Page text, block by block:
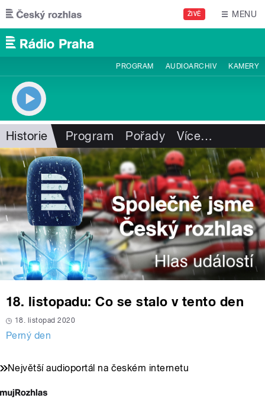
Přejít k hlavnímu obsahu
ŽIVĚ MENU
PROGRAM AUDIOARCHIV KAMERY
Historie Program Pořady Více…
18. listopadu: Co se stalo v tento den
18. listopad 2020
Perný den
Největší audioportál na českém internetu